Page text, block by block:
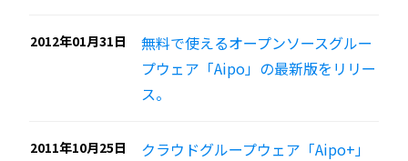
2012年01月31日
無料で使えるオープンソースグルー
プウェア「Aipo」の最新版をリリー
ス。
2011年10月25日
クラウドグループウェア「Aipo+」